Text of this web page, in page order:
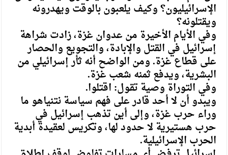
الإسرائيليون؟ وكيف يلعبون بالوقت ويهدرونه
ويقتلونه؟
وفي الأيام الأخيرة من عدوان غزة، زادت شراهة
إسرائيل في القتل والإبادة، والتجويع والحصار
على قطاع غزة. ومن الواضح أنه ثأر إسرائيلي من
البشرية، ويدفع ثمنه شعب غزة.
وفي التوراة وصية تقول: اقتلوا.
ويبدو أن لا أحد قادر على فهم سياسة نتنياهو ما
وراء حرب غزة، وإلى أين تذهب إسرائيل في
حرب هستيرية لا حدود لها، وتكريس لعقيدة أبدية
الحرب الإسرائيلية.